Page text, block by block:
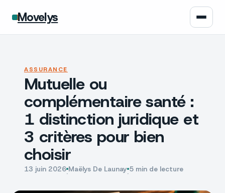
Movelys
Moto
Assurance
Écologie
Tech
ASSURANCE
Mutuelle ou
complémentaire santé :
1 distinction juridique et
3 critères pour bien
choisir
13 juin 2026·Maëlys De Launay·5 min de lecture